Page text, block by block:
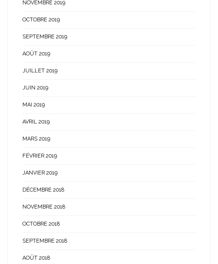
NOVEMBRE 2019
OCTOBRE 2019
SEPTEMBRE 2019
AOÛT 2019
JUILLET 2019
JUIN 2019
MAI 2019
AVRIL 2019
MARS 2019
FÉVRIER 2019
JANVIER 2019
DÉCEMBRE 2018
NOVEMBRE 2018
OCTOBRE 2018
SEPTEMBRE 2018
AOÛT 2018